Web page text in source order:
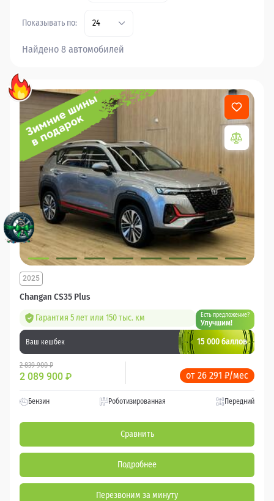
Показывать по: 24
Найдено 8 автомобилей
Changan CS35 Plus
2025
Гарантия 5 лет или 150 тыс. км Есть предложение?
Улучшим!
Ваш кешбек 15 000 баллов
2 839 900 ₽
2 089 900 ₽ от 26 291 ₽/мес
Бензин Роботизированная Передний
Сравнить
Подробнее
Перезвоним за минуту